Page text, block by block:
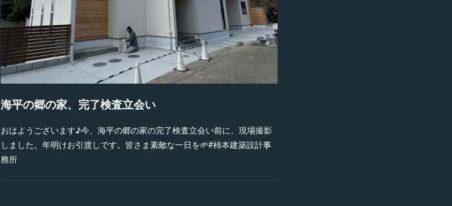
海平の郷の家、完了検査立会い
おはようございます♪今、海平の郷の家の完了検査立会い前に、現場撮影
しました。年明けお引渡しです。皆さま素敵な一日を🌱#柿本建築設計事
務所